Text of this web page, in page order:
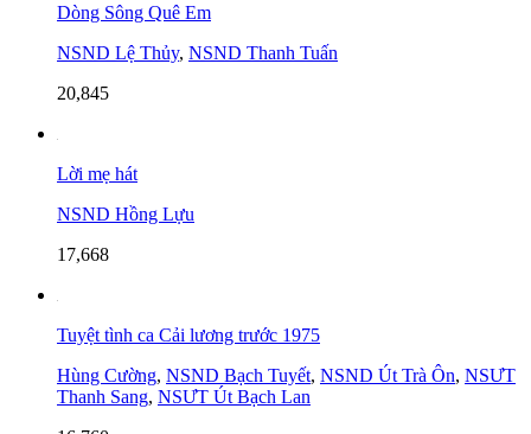
Dòng Sông Quê Em
NSND Lệ Thủy, NSND Thanh Tuấn
20,845
Lời mẹ hát
NSND Hồng Lựu
17,668
Tuyệt tình ca Cải lương trước 1975
Hùng Cường, NSND Bạch Tuyết, NSND Út Trà Ôn, NSƯT
Thanh Sang, NSƯT Út Bạch Lan